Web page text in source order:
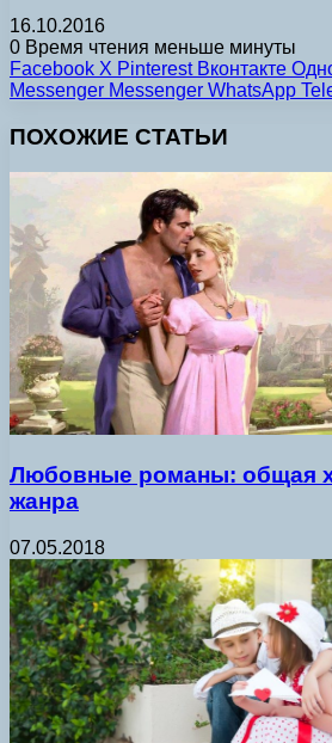
16.10.2016
0 Время чтения меньше минуты
Facebook X Pinterest Вконтакте
Messenger Messenger WhatsApp
ПОХОЖИЕ СТАТЬИ
Любовные романы: общая
жанра
07.05.2018